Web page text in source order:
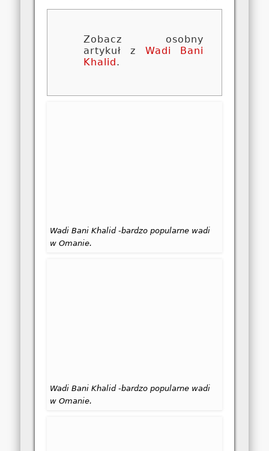
Zobacz osobny
artykuł z Wadi Bani
Khalid.
Wadi Bani Khalid -bardzo popularne wadi
w Omanie.
Wadi Bani Khalid -bardzo popularne wadi
w Omanie.